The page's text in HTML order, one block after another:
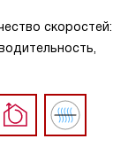
скоростей: